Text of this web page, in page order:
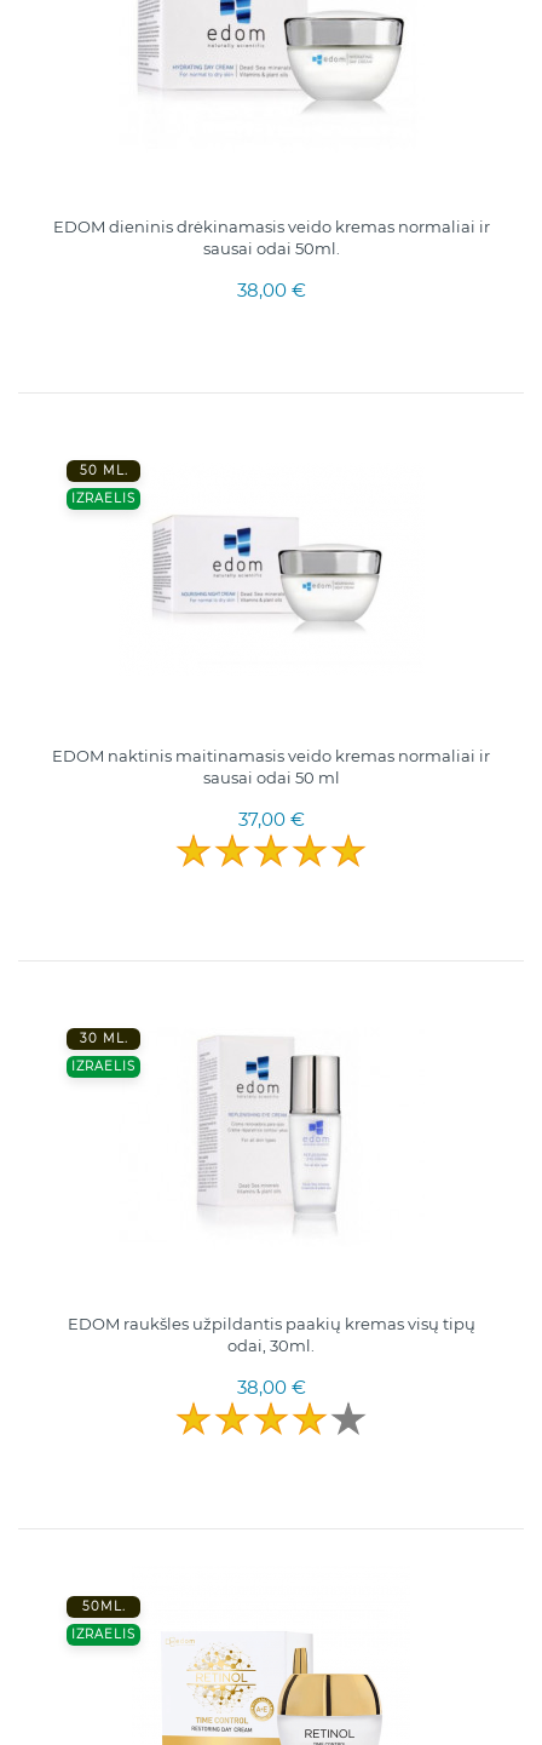
EDOM dieninis drėkinamasis veido kremas normaliai ir
sausai odai 50ml.
38,00 €
50 ML.
IZRAELIS
EDOM naktinis maitinamasis veido kremas normaliai ir
sausai odai 50 ml
37,00 €
30 ML.
IZRAELIS
EDOM raukšles užpildantis paakių kremas visų tipų
odai, 30ml.
38,00 €
50ML.
IZRAELIS